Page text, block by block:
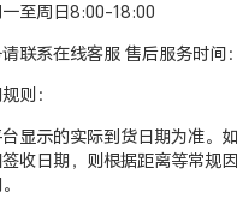
至周日8:00-18:00
联系在线客服 售后服务时间
则：
显示的实际到货日期为准。
收日期，则根据距离等常规